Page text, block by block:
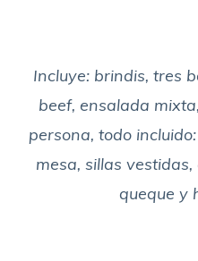
Incluye: brindis, tres
beef, ensalada
persona, todo
mesa, sillas
queque y